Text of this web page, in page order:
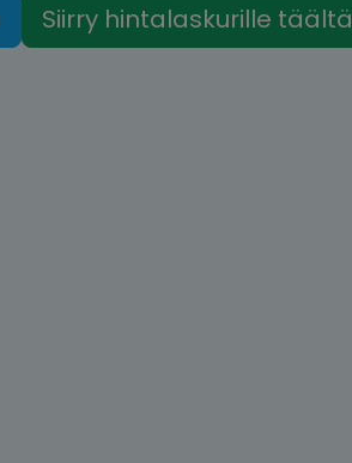
Siirry hintalaskurille täältä